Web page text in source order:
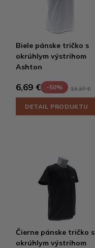
Biele pánske tričko s
okrúhlym výstrihom
Ashton
6,69 € -50% 13,37 €
DETAIL PRODUKTU
Čierne pánske tričko s
okrúhlym výstrihom